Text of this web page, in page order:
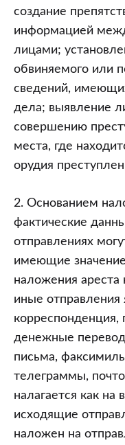
создание
информацией
лицами;
обвиняемого или
сведений,
дела; выявление
совершению
места, где
орудия
2. Основанием
фактические
отправлениях
имеющие
наложения ареста
иные отправления
корреспонденция,
денежные
письма,
телеграммы,
налагается как на
исходящие
наложен на